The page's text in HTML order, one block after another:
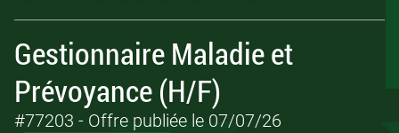
Gestionnaire Maladie et
Prévoyance (H/F)
#77203 - Offre publiée le 07/07/26